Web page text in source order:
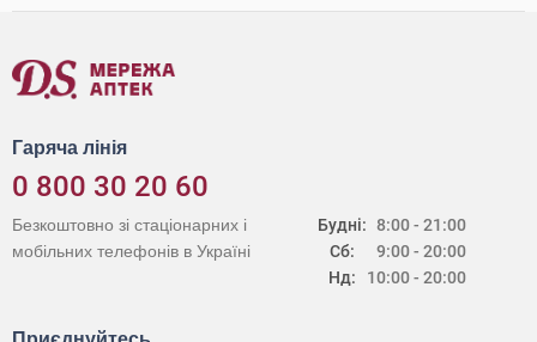
Гаряча лінія
0 800 30 20 60
Будні:
Сб:
Нд:
8:00 - 21:00
9:00 - 20:00
10:00 - 20:00
Безкоштовно зі стаціонарних і
мобільних телефонів в Україні